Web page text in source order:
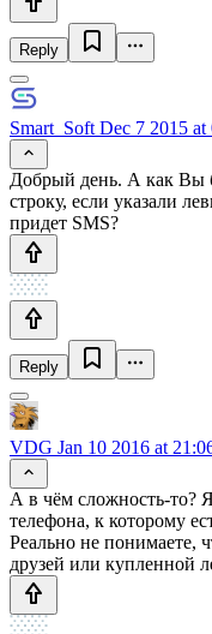
Reply
Smart_Soft Dec 7 2015 at
Добрый день. А как Вы
строку, если указали
придет SMS?
Reply
VDG Jan 10 2016 at
А в чём сложность-
телефона, к которому
Реально не понимаете,
друзей или купленной